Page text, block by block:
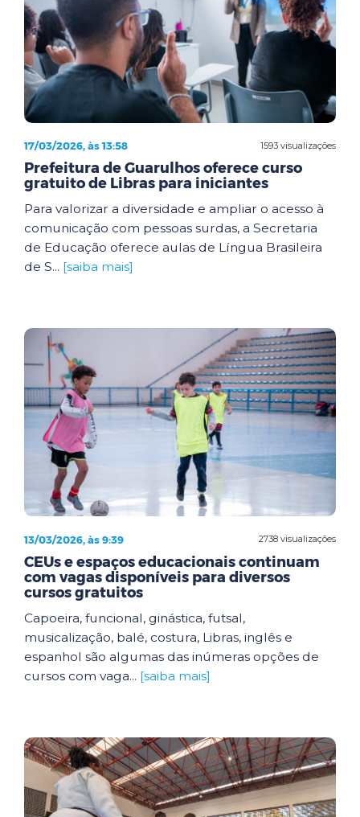
1593 visualizações
17/03/2026, às 13:58
Prefeitura de Guarulhos oferece curso
gratuito de Libras para iniciantes
Para valorizar a diversidade e ampliar o acesso à
comunicação com pessoas surdas, a Secretaria
de Educação oferece aulas de Língua Brasileira
de S... [saiba mais]
2738 visualizações
13/03/2026, às 9:39
CEUs e espaços educacionais continuam
com vagas disponíveis para diversos
cursos gratuitos
Capoeira, funcional, ginástica, futsal,
musicalização, balé, costura, Libras, inglês e
espanhol são algumas das inúmeras opções de
cursos com vaga... [saiba mais]